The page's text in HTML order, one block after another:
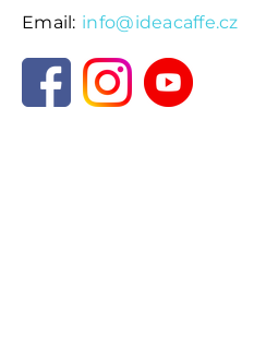
Email: info@ideacaffe.cz